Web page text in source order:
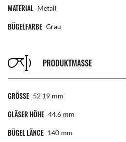
MATERIAL Metall
BÜGELFARBE Grau
PRODUKTMASSE
GRÖSSE 52 19 Mm
GLÄSER HÖHE 44.6 Mm
BÜGEL LÄNGE 140 Mm